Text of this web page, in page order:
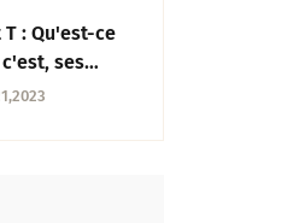
T : Qu'est-ce
ses
+ les